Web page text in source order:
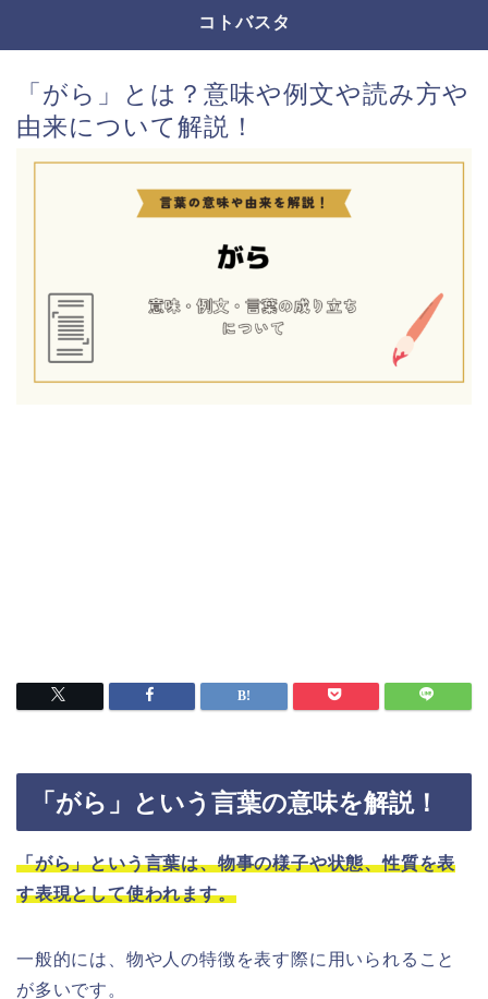
コトバスタ
「がら」とは？意味や例文や読み方や
由来について解説！
「がら」という言葉の意味を解説！
「がら」という言葉は、物事の様子や状態、性質を表
す表現として使われます。
一般的には、物や人の特徴を表す際に用いられること
が多いです。